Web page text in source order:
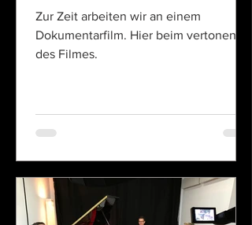
Zur Zeit arbeiten wir an einem
Dokumentarfilm. Hier beim vertonen
des Filmes.